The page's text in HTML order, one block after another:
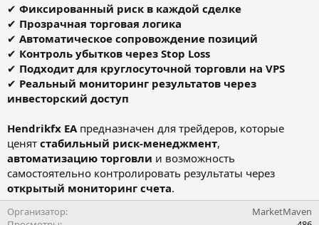
✔ Фиксированный риск в каждой сделке
✔ Прозрачная торговая логика
✔ Автоматическое сопровождение позиций
✔ Контроль убытков через Stop Loss
✔ Подходит для круглосуточной торговли на VPS
✔ Реальный мониторинг результатов через
инвесторский доступ
Hendrikfx EA предназначен для трейдеров, которые
ценят стабильный риск-менеджмент,
автоматизацию торговли и возможность
самостоятельно контролировать результаты через
открытый мониторинг счета.
Организатор
MarketMaven